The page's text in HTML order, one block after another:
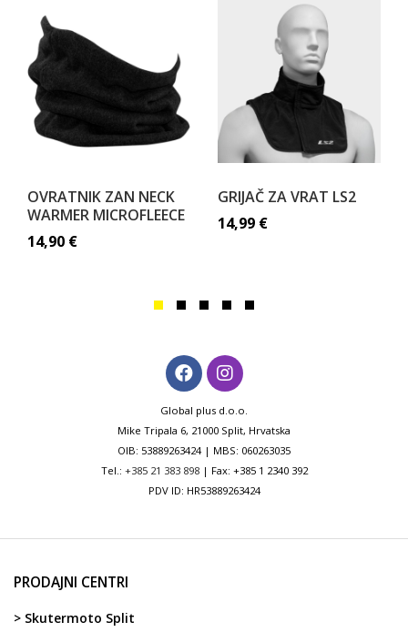
OVRATNIK ZAN NECK
WARMER MICROFLEECE
14,90 €
GRIJAČ ZA VRAT LS2
14,99 €
Global plus d.o.o.
Mike Tripala 6, 21000 Split, Hrvatska
OIB: 53889263424 | MBS: 060263035
Tel.: +385 21 383 898| Fax: +385 1 2340 392
PDV ID: HR53889263424
PRODAJNI CENTRI
> Skutermoto Split